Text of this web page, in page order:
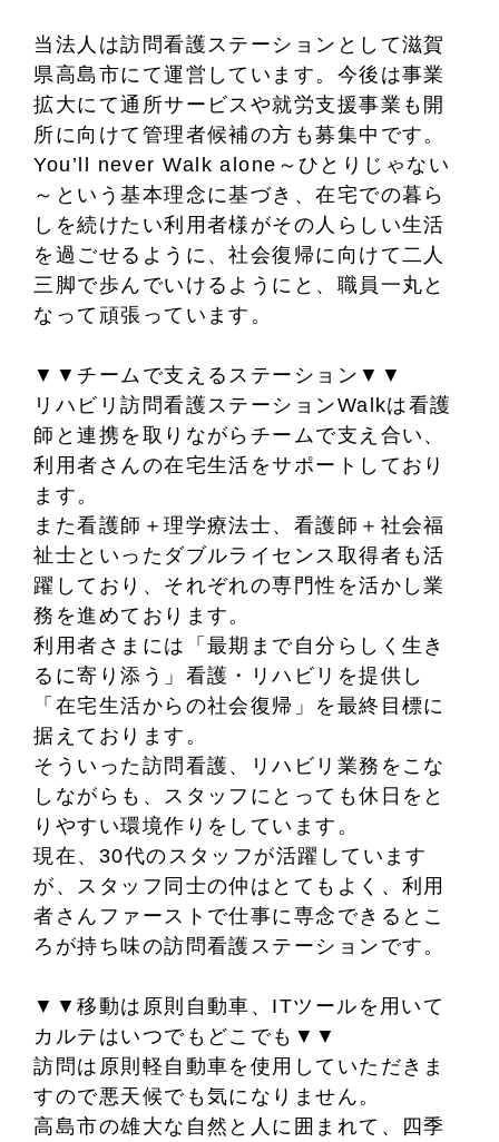
当法人は訪問看護ステーションとして滋賀
県高島市にて運営しています。今後は事業
拡大にて通所サービスや就労支援事業も開
所に向けて管理者候補の方も募集中です。
You’ll never Walk alone～ひとりじゃない
～という基本理念に基づき、在宅での暮ら
しを続けたい利用者様がその人らしい生活
を過ごせるように、社会復帰に向けて二人
三脚で歩んでいけるようにと、職員一丸と
なって頑張っています。
▼▼チームで支えるステーション▼▼
リハビリ訪問看護ステーションWalkは看護
師と連携を取りながらチームで支え合い、
利用者さんの在宅生活をサポートしており
ます。
また看護師＋理学療法士、看護師＋社会福
祉士といったダブルライセンス取得者も活
躍しており、それぞれの専門性を活かし業
務を進めております。
利用者さまには「最期まで自分らしく生き
るに寄り添う」看護・リハビリを提供し
「在宅生活からの社会復帰」を最終目標に
据えております。
そういった訪問看護、リハビリ業務をこな
しながらも、スタッフにとっても休日をと
りやすい環境作りをしています。
現在、30代のスタッフが活躍しています
が、スタッフ同士の仲はとてもよく、利用
者さんファーストで仕事に専念できるとこ
ろが持ち味の訪問看護ステーションです。
▼▼移動は原則自動車、ITツールを用いて
カルテはいつでもどこでも▼▼
訪問は原則軽自動車を使用していただきま
すので悪天候でも気になりません。
高島市の雄大な自然と人に囲まれて、四季